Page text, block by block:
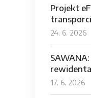
Projekt
24. 6. 2026
17. 6. 2026